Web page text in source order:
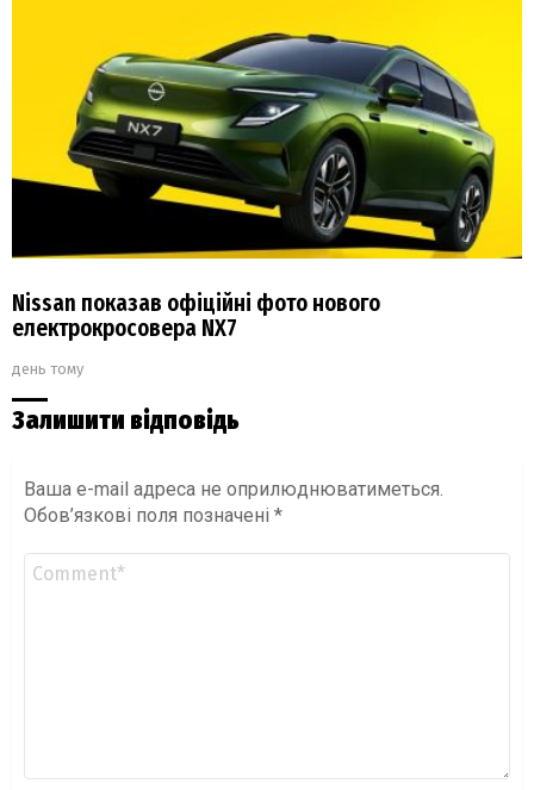
Nissan показав офіційні фото нового
електрокросовера NX7
день тому
Залишити відповідь
Ваша e-mail адреса не оприлюднюватиметься.
Обов’язкові поля позначені *